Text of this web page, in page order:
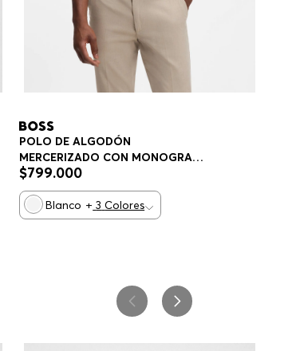
POLO DE ALGODÓN
MERCERIZADO CON MONOGRAMA
DOUBLE B POLO REGULAR FIT
HOMBRE
$799.000
Blanco + 3 Colores